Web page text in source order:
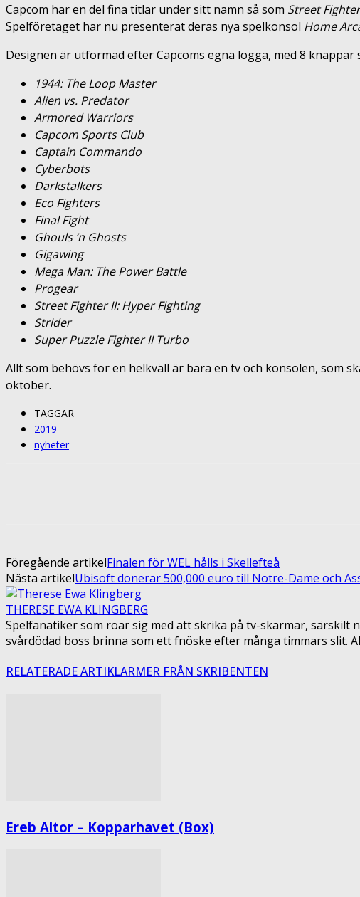
Capcom har en del fina titlar under sitt namn så som Street
Spelföretaget har nu presenterat deras nya spelkonsol Home
Designen är utformad efter Capcoms egna logga, med 8
1944: The Loop Master
Alien vs. Predator
Armored Warriors
Capcom Sports Club
Captain Commando
Cyberbots
Darkstalkers
Eco Fighters
Final Fight
Ghouls ‘n Ghosts
Gigawing
Mega Man: The Power Battle
Progear
Street Fighter II: Hyper Fighting
Strider
Super Puzzle Fighter II Turbo
Allt som behövs för en helkväll är bara en tv och konsolen, som
oktober.
TAGGAR
2019
nyheter
Föregående artikelFinalen för WEL hålls i Skellefteå
Nästa artikelUbisoft donerar 500,000 euro till Notre-Dame och
THERESE EWA KLINGBERG
Spelfanatiker som roar sig med att skrika på tv-skärmar, särskilt
svårdödad boss brinna som ett fnöske efter många timmars slit.
RELATERADE ARTIKLARMER FRÅN SKRIBENTEN
Ereb Altor – Kopparhavet (Box)